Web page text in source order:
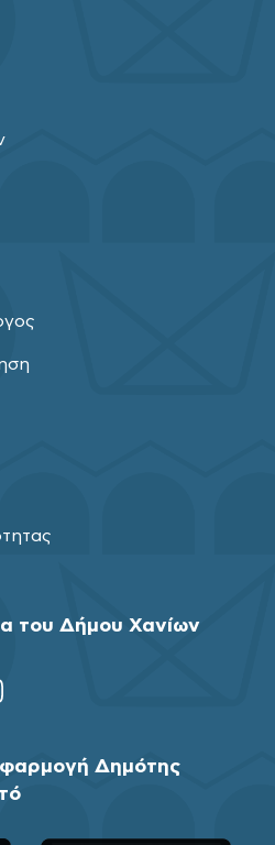
του Δήμου Χανίων
Δημότης